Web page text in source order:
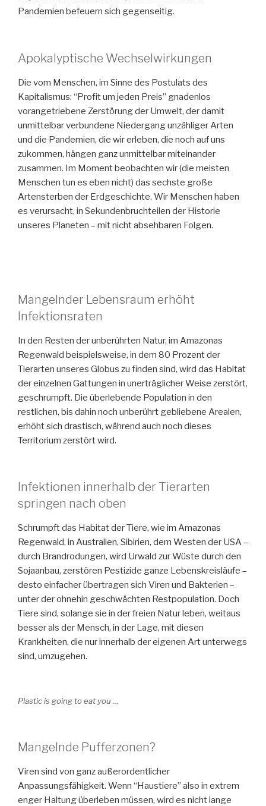
Pandemien befeuern sich gegenseitig.
Apokalyptische Wechselwirkungen
Die vom Menschen, im Sinne des Postulats des
Kapitalismus: “Profit um jeden Preis” gnadenlos
vorangetriebene Zerstörung der Umwelt, der damit
unmittelbar verbundene Niedergang unzähliger Arten
und die Pandemien, die wir erleben, die noch auf uns
zukommen, hängen ganz unmittelbar miteinander
zusammen. Im Moment beobachten wir (die meisten
Menschen tun es eben nicht) das sechste große
Artensterben der Erdgeschichte. Wir Menschen haben
es verursacht, in Sekundenbruchteilen der Historie
unseres Planeten – mit nicht absehbaren Folgen.
Mangelnder Lebensraum erhöht
Infektionsraten
In den Resten der unberührten Natur, im Amazonas
Regenwald beispielsweise, in dem 80 Prozent der
Tierarten unseres Globus zu finden sind, wird das Habitat
der einzelnen Gattungen in unerträglicher Weise zerstört,
geschrumpft. Die überlebende Population in den
restlichen, bis dahin noch unberührt gebliebene Arealen,
erhöht sich drastisch, während auch noch dieses
Territorium zerstört wird.
Infektionen innerhalb der Tierarten
springen nach oben
Schrumpft das Habitat der Tiere, wie im Amazonas
Regenwald, in Australien, Sibirien, dem Westen der USA –
durch Brandrodungen, wird Urwald zur Wüste durch den
Sojaanbau, zerstören Pestizide ganze Lebenskreisläufe –
desto einfacher übertragen sich Viren und Bakterien –
unter der ohnehin geschwächten Restpopulation. Doch
Tiere sind, solange sie in der freien Natur leben, weitaus
besser als der Mensch, in der Lage, mit diesen
Krankheiten, die nur innerhalb der eigenen Art unterwegs
sind, umzugehen.
Plastic is going to eat you …
Mangelnde Pufferzonen?
Viren sind von ganz außerordentlicher
Anpassungsfähigkeit. Wenn “Haustiere” also in extrem
enger Haltung überleben müssen, wird es nicht lange